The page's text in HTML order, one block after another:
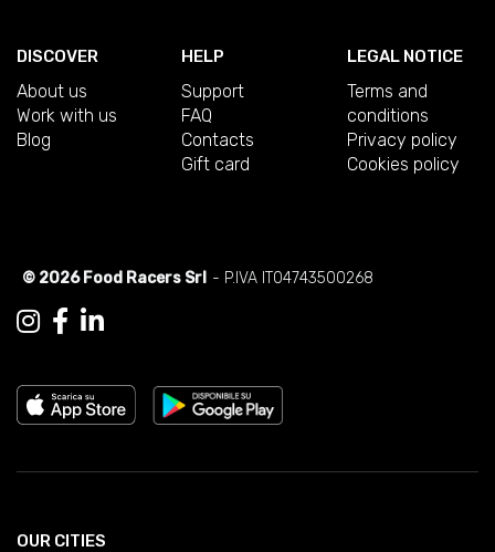
DISCOVER
About us
Work with us
Blog
HELP
Support
FAQ
Contacts
Gift card
LEGAL NOTICE
Terms and
conditions
Privacy policy
Cookies policy
© 2026 Food Racers Srl - P.IVA IT04743500268
OUR CITIES